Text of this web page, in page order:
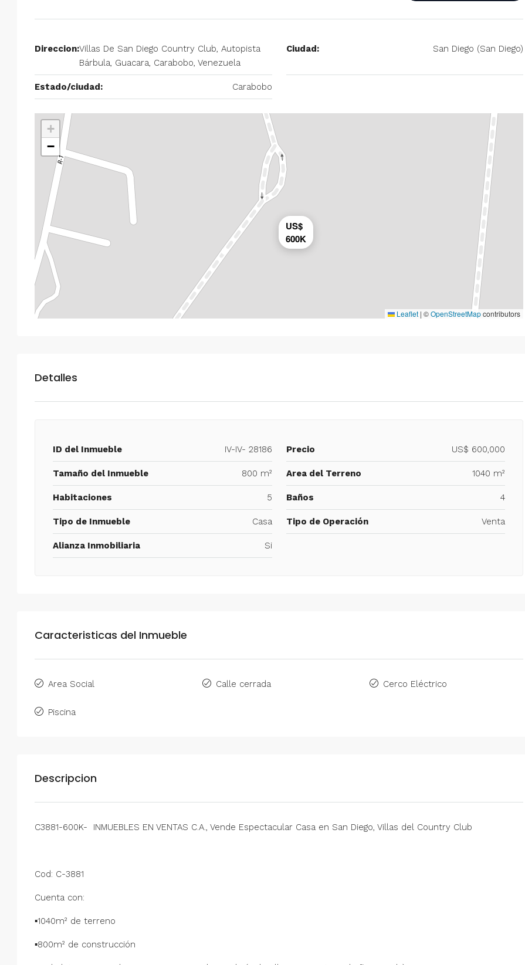
Direccion:Villas De San Diego Country Club, Autopista
Bárbula, Guacara, Carabobo, Venezuela
Ciudad: San Diego (San Diego)
Estado/ciudad: Carabobo
US$
600K
+
−
Leaflet | ©OpenStreetMapcontributors
Detalles
ID del Inmueble IV-IV- 28186 Precio US$ 600,000
Tamaño del Inmueble 800 m² Area del Terreno 1040 m²
Habitaciones 5 Baños 4
Tipo de Inmueble Casa Tipo de Operación Venta
Alianza Inmobiliaria Si
Caracteristicas del Inmueble
Area Social Calle cerrada Cerco Eléctrico
Piscina
Descripcion
C3881-600K- INMUEBLES EN VENTAS C.A., Vende Espectacular Casa en San Diego, Villas del Country Club
Cod: C-3881
Cuenta con:
▪1040m² de terreno
▪800m² de construcción